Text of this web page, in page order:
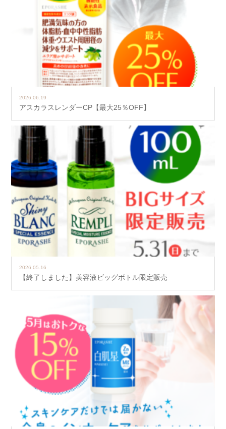
2026.06.19
アスカラスレンダーCP【最大25％OFF】
2026.05.16
【終了しました】美容液ビッグボトル限定販売